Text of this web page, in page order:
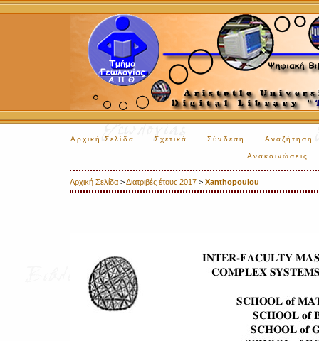
Αρχική Σελίδα Σχετικά Σύνδεση Αναζήτηση
Ανακοινώσεις
Αρχική Σελίδα >Διατριβές έτους 2017 > Xanthopoulou